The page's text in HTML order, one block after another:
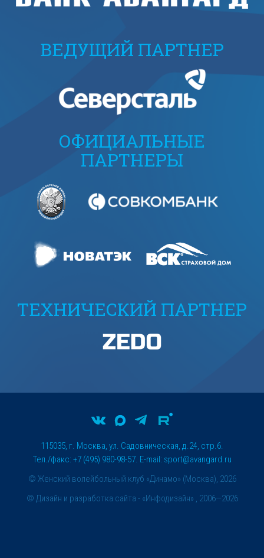
ВЕДУЩИЙ ПАРТНЕР
ОФИЦИАЛЬНЫЕ
ПАРТНЕРЫ
ТЕХНИЧЕСКИЙ ПАРТНЕР
© Женский волейбольный клуб «Динамо» (Москва), 2026
115035, г. Москва, ул. Садовническая, д.24, стр.6.
Тел./факс: +7 (495) 980-98-57. E-mail: sport@avangard.ru
© Дизайн и разработка сайта - «Инфодизайн» , 2006—2026